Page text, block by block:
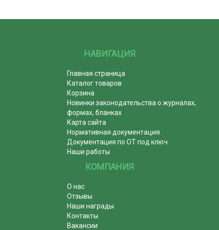
НАВИГАЦИЯ
Главная страница
Каталог товаров
Корзина
Новинки законодательства о журналах,
формах, бланках
Карта сайта
Нормативная документация
Документация по ОТ под ключ
Наши работы
КОМПАНИЯ
О нас
Отзывы
Наши награды
Контакты
Вакансии